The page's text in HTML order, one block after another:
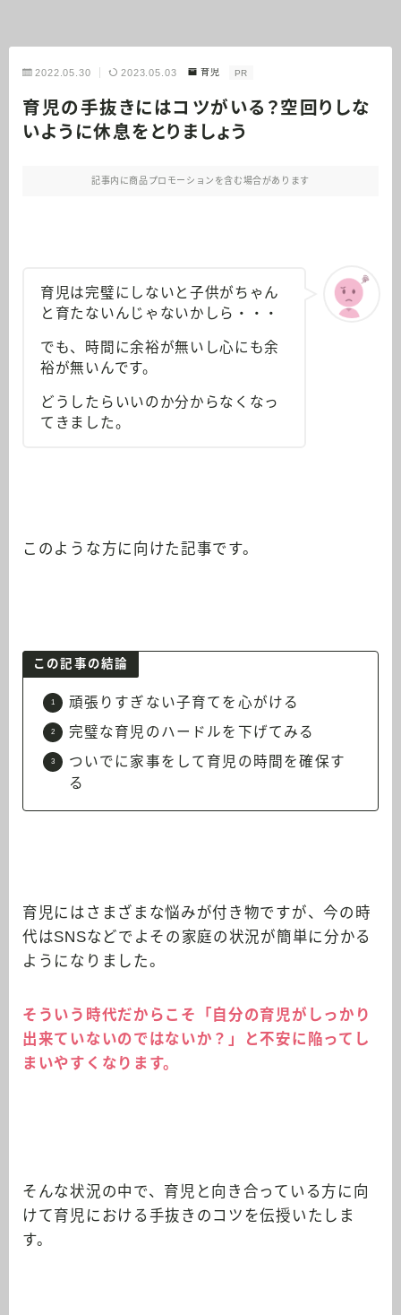
2022.05.30 2023.05.03 育児 PR
育児の手抜きにはコツがいる？空回りしな
いように休息をとりましょう
記事内に商品プロモーションを含む場合があります
育児は完璧にしないと子供がちゃん
と育たないんじゃないかしら・・・
でも、時間に余裕が無いし心にも余
裕が無いんです。
どうしたらいいのか分からなくなっ
てきました。
このような方に向けた記事です。
この記事の結論
頑張りすぎない子育てを心がける
完璧な育児のハードルを下げてみる
ついでに家事をして育児の時間を確保す
る
育児にはさまざまな悩みが付き物ですが、今の時
代はSNSなどでよその家庭の状況が簡単に分かる
ようになりました。
そういう時代だからこそ「自分の育児がしっかり
出来ていないのではないか？」と不安に陥ってし
まいやすくなります。
そんな状況の中で、育児と向き合っている方に向
けて育児における手抜きのコツを伝授いたしま
す。